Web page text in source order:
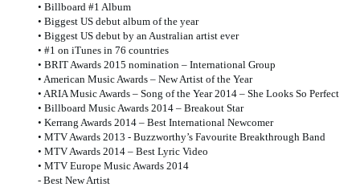
• Billboard #1 Album
• Biggest US debut album of the year
• Biggest US debut by an Australian artist ever
• #1 on iTunes in 76 countries
• BRIT Awards 2015 nomination – International Group
• American Music Awards – New Artist of the Year
• ARIA Music Awards – Song of the Year 2014 – She Looks So Perfect
• Billboard Music Awards 2014 – Breakout Star
• Kerrang Awards 2014 – Best International Newcomer
• MTV Awards 2013 - Buzzworthy’s Favourite Breakthrough Band
• MTV Awards 2014 – Best Lyric Video
• MTV Europe Music Awards 2014
- Best New Artist